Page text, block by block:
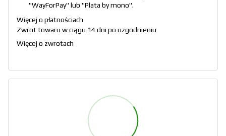
"WayForPay" lub "Plata by mono".
Więcej o płatnościach
Zwrot towaru w ciągu 14 dni po uzgodnieniu
Więcej o zwrotach